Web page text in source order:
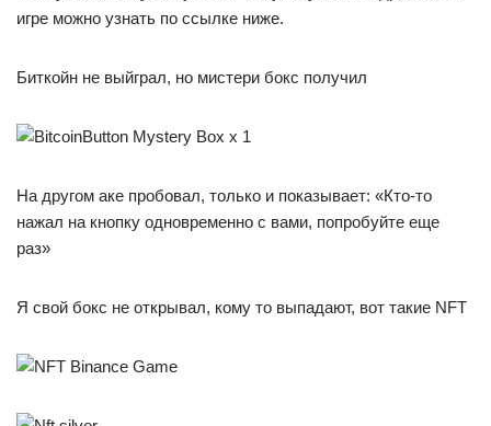
игре можно узнать по ссылке ниже.
Биткойн не выйграл, но мистери бокс получил
На другом аке пробовал, только и показывает: «Кто-то
нажал на кнопку одновременно с вами, попробуйте еще
раз»
Я свой бокс не открывал, кому то выпадают, вот такие NFT